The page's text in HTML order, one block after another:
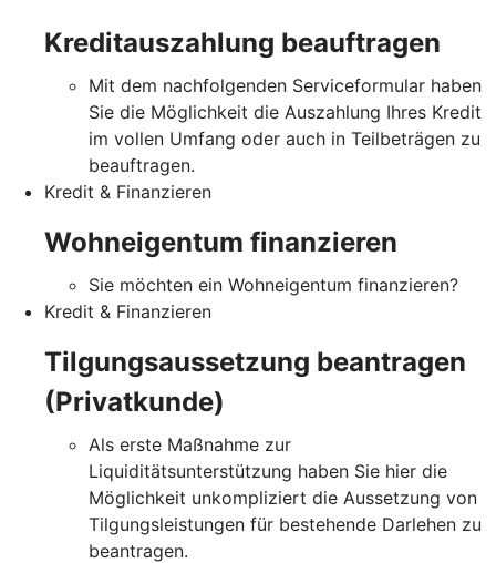
Kreditauszahlung beauftragen
Mit dem nachfolgenden Serviceformular haben
Sie die Möglichkeit die Auszahlung Ihres Kredit
im vollen Umfang oder auch in Teilbeträgen zu
beauftragen.
Kredit & Finanzieren
Wohneigentum finanzieren
Sie möchten ein Wohneigentum finanzieren?
Kredit & Finanzieren
Tilgungsaussetzung beantragen
(Privatkunde)
Als erste Maßnahme zur
Liquiditätsunterstützung haben Sie hier die
Möglichkeit unkompliziert die Aussetzung von
Tilgungsleistungen für bestehende Darlehen zu
beantragen.